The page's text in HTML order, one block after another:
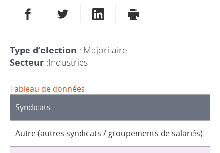
PARTAGER SUR FACEBOOK
PARTAGER SUR TWITTER
PARTAGER SUR LINKEDIN
IMPRIMER
Type d’election : Majoritaire
Secteur :Industries
Tableau de données
Syndicats
Autre (autres syndicats / groupements de salariés)